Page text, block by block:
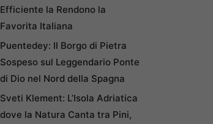
Efficiente la Rendono la
Favorita Italiana
Puentedey: Il Borgo di Pietra
Sospeso sul Leggendario Ponte
di Dio nel Nord della Spagna
Sveti Klement: L’Isola Adriatica
dove la Natura Canta tra Pini,